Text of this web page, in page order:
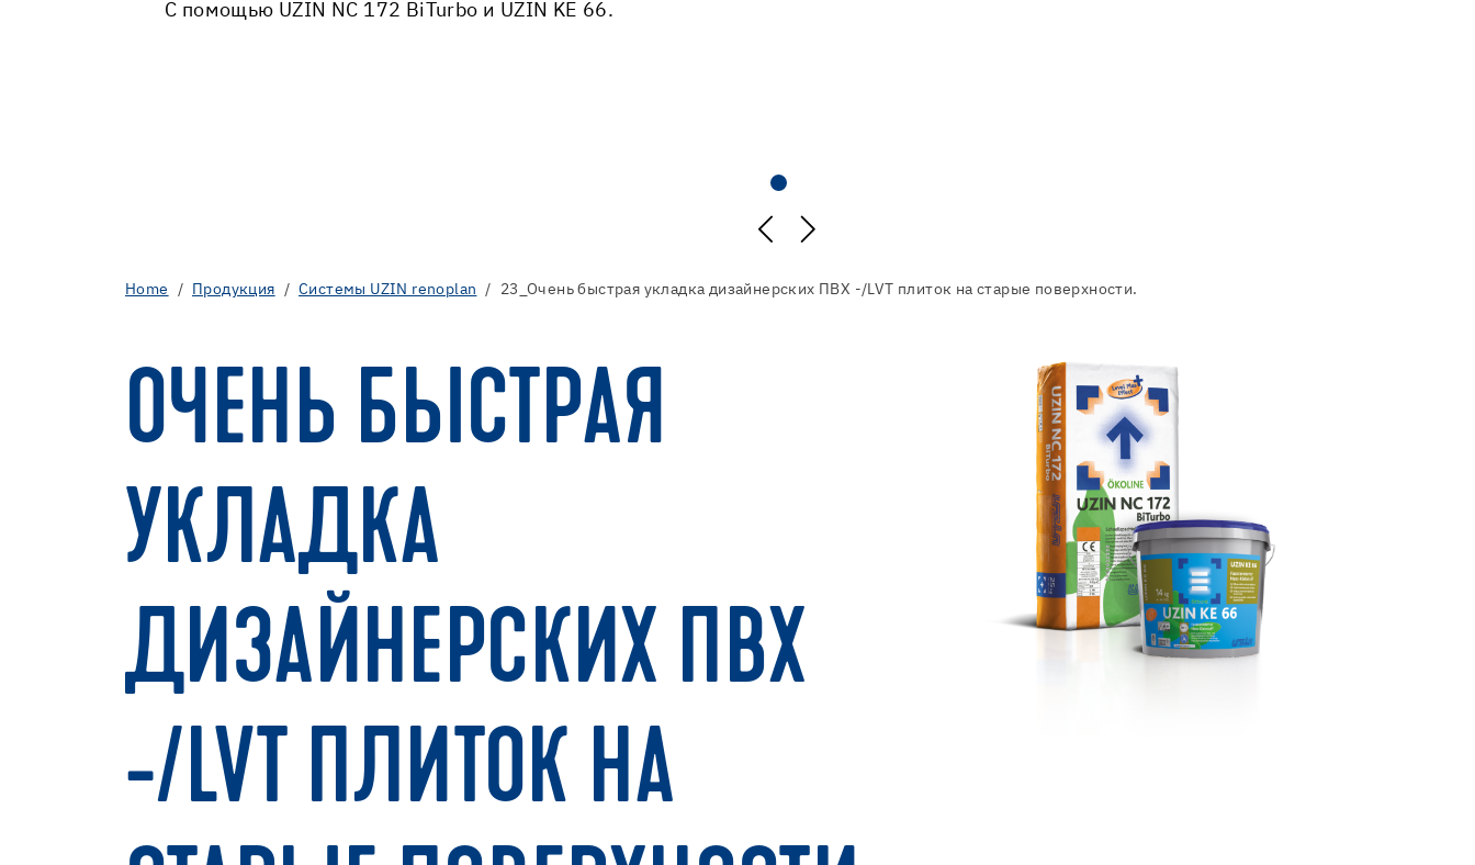
С помощью UZIN NC 172 BiTurbo и UZIN KE 66.
Home Продукция Cистемы UZIN renoplan 23_Очень быстрая укладка дизайнерских ПВХ -/LVT плиток на старые поверхности.
ОЧЕНЬ БЫСТРАЯ
УКЛАДКА
ДИЗАЙНЕРСКИХ ПВХ
-/LVT ПЛИТОК НА